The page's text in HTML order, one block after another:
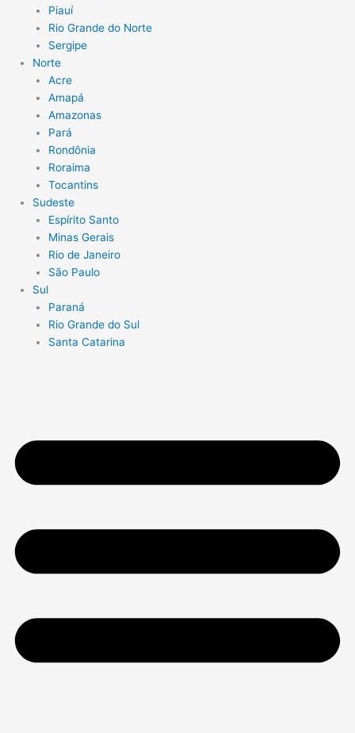
Piauí
Rio Grande do Norte
Sergipe
Norte
Acre
Amapá
Amazonas
Pará
Rondônia
Roraima
Tocantins
Sudeste
Espírito Santo
Minas Gerais
Rio de Janeiro
São Paulo
Sul
Paraná
Rio Grande do Sul
Santa Catarina